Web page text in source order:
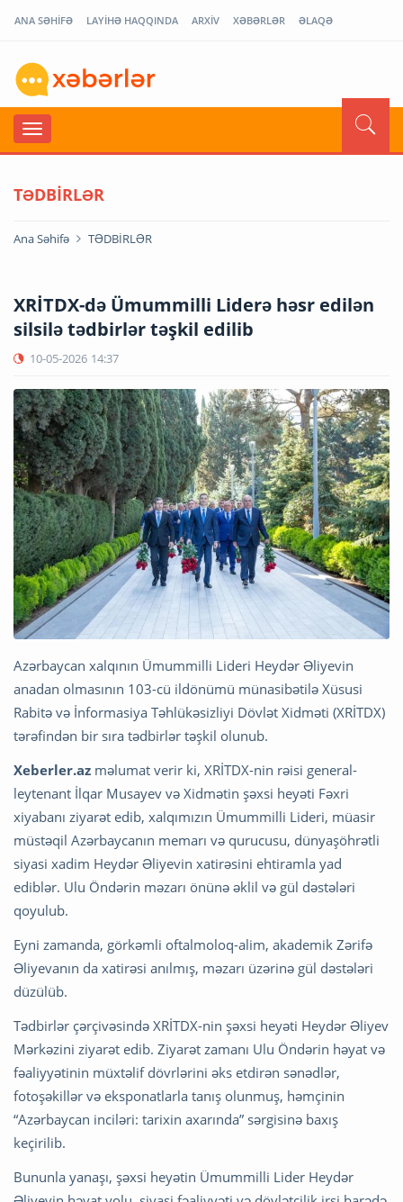
ANA SƏHİFƏ LAYİHƏ HAQQINDA ARXİV XƏBƏRLƏR ƏLAQƏ
TƏDBİRLƏR
Ana Səhifə TƏDBİRLƏR
XRİTDX-də Ümummilli Liderə həsr edilən
silsilə tədbirlər təşkil edilib
10-05-2026 14:37
Azərbaycan xalqının Ümummilli Lideri Heydər Əliyevin
anadan olmasının 103-cü ildönümü münasibətilə Xüsusi
Rabitə və İnformasiya Təhlükəsizliyi Dövlət Xidməti (XRİTDX)
tərəfindən bir sıra tədbirlər təşkil olunub.
Xeberler.az məlumat verir ki, XRİTDX-nin rəisi general-
leytenant İlqar Musayev və Xidmətin şəxsi heyəti Fəxri
xiyabanı ziyarət edib, xalqımızın Ümummilli Lideri, müasir
müstəqil Azərbaycanın memarı və qurucusu, dünyaşöhrətli
siyasi xadim Heydər Əliyevin xatirəsini ehtiramla yad
ediblər. Ulu Öndərin məzarı önünə əklil və gül dəstələri
qoyulub.
Eyni zamanda, görkəmli oftalmoloq-alim, akademik Zərifə
Əliyevanın da xatirəsi anılmış, məzarı üzərinə gül dəstələri
düzülüb.
Tədbirlər çərçivəsində XRİTDX-nin şəxsi heyəti Heydər Əliyev
Mərkəzini ziyarət edib. Ziyarət zamanı Ulu Öndərin həyat və
fəaliyyətinin müxtəlif dövrlərini əks etdirən sənədlər,
fotoşəkillər və eksponatlarla tanış olunmuş, həmçinin
“Azərbaycan inciləri: tarixin axarında” sərgisinə baxış
keçirilib.
Bununla yanaşı, şəxsi heyətin Ümummilli Lider Heydər